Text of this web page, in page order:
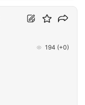
194 (+0)